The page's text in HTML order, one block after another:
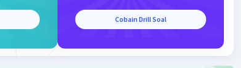
dengan Masyarakat Lain
Tradisional
Cobain Drill Soal